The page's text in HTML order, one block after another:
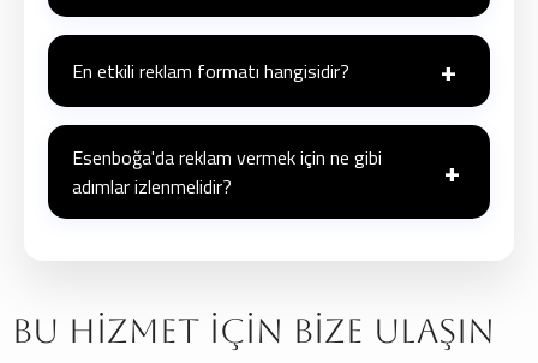
Bankacılık, finans, otomotiv, teknoloji, turizm,
eğitim ve lüks tüketim markalarıgibi
kurumsal ve
üst düzey
En etkili reklam formatı hangisidir? +
Dijital ekranlar ve bagaj bantı giydirmeleri,
yolcuların bekleme süreleriniavantaja çevirerek
yüksek etki yaratır.
Esenboğa'da reklam vermek için ne gibi
adımlar izlenmelidir?
+
yasal izinler alınarak reklamınız yayınlanır.
Bu Hizmet İçin Bize Ulaşın